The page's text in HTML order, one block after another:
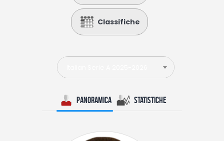
Calcio
Basket
Tennis
Lo Sapevi Che
I consigli di Giulia
Classifiche
Panoramica Statistiche